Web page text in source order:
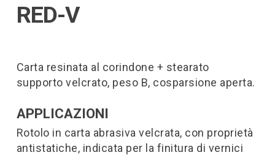
RED-V
Carta resinata al corindone + stearato
supporto velcrato, peso B, cosparsione aperta.
APPLICAZIONI
Rotolo in carta abrasiva velcrata, con proprietà
antistatiche, indicata per la finitura di vernici